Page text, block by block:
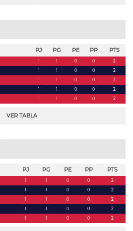
PJ PG PE PP PTS
1 1 0 0
2
1 1 0 0
2
1 1 0 0
2
1 1 0 0
2
1 1 0 0 2
VER TABLA
PJ PG PE PP PTS
1 1 0 0
2
1 1 0 0
2
1 1 0 0
2
1 1 0 0
2
1 1 0 0 2